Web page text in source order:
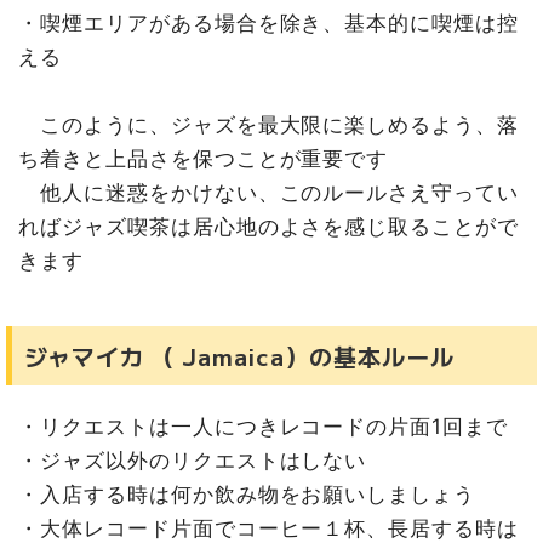
・喫煙エリアがある場合を除き、基本的に喫煙は控
える
このように、ジャズを最大限に楽しめるよう、落
ち着きと上品さを保つことが重要です
他人に迷惑をかけない、このルールさえ守ってい
ればジャズ喫茶は居心地のよさを感じ取ることがで
きます
ジャマイカ （ Jamaica）の基本ルール
・リクエストは一人につきレコードの片面1回まで
・ジャズ以外のリクエストはしない
・入店する時は何か飲み物をお願いしましょう
・大体レコード片面でコーヒー１杯、長居する時は